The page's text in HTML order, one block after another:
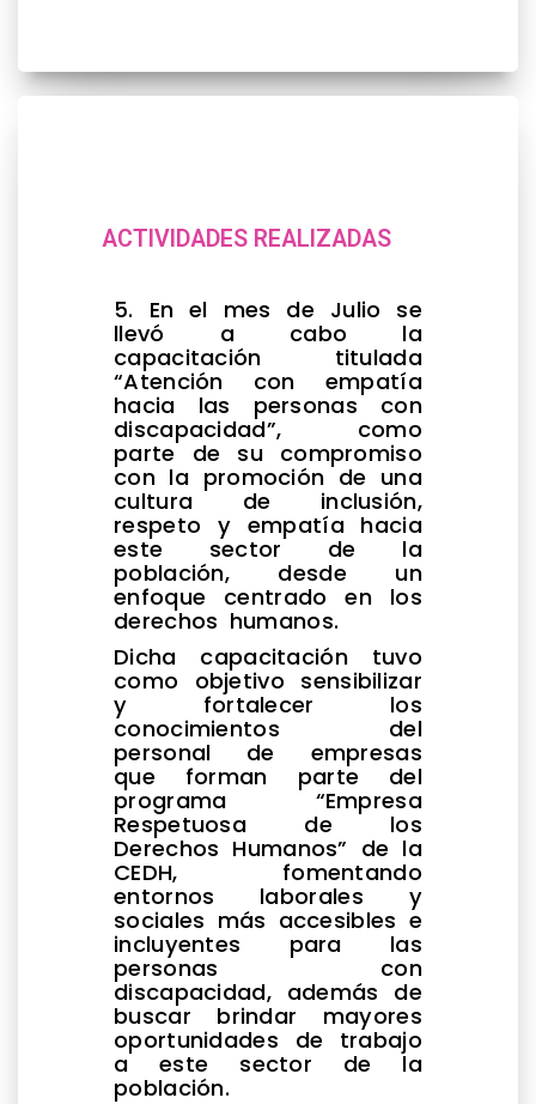
ACTIVIDADES REALIZADAS
5. En el mes de Julio se
llevó a cabo la
capacitación titulada
“Atención con empatía
hacia las personas con
discapacidad”, como
parte de su compromiso
con la promoción de una
cultura de inclusión,
respeto y empatía hacia
este sector de la
población, desde un
enfoque centrado en los
derechos humanos.
Dicha capacitación tuvo
como objetivo sensibilizar
y fortalecer los
conocimientos del
personal de empresas
que forman parte del
programa “Empresa
Respetuosa de los
Derechos Humanos” de la
CEDH, fomentando
entornos laborales y
sociales más accesibles e
incluyentes para las
personas con
discapacidad, además de
buscar brindar mayores
oportunidades de trabajo
a este sector de la
población.